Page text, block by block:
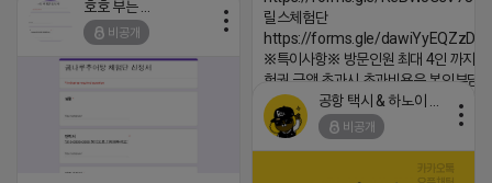
릴스체험단
https://forms.gle/
※특이사항※ 방문인원 최대 4인 까지
험권 금액 초과시 초과비용은 본인부담
2026-04-18 17:18
2026-04-18 17:15
비공개
비공개